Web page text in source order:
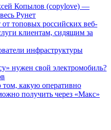
Копылов (copylove) —
Рунет
топовых российских веб-
клиентам, сидящим за
инфраструктуры
нужен свой электромобиль?
какую оперативно
получить через «Макс»